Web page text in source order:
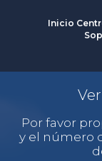
Inicio
Por favor
y el número